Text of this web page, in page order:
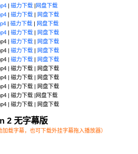
| 磁力下载 |网盘下载
| 磁力下载 | 网盘下载
| 磁力下载 | 网盘下载
| 磁力下载 | 网盘下载
| 磁力下载 | 网盘下载
| 磁力下载 | 网盘下载
| 磁力下载 | 网盘下载
| 磁力下载 | 网盘下载
| 磁力下载 | 网盘下载
| 磁力下载 | 网盘下载
| 磁力下载 |网盘下载
| 磁力下载 | 网盘下载
2 无字幕版
加载字幕，也可下载外挂字幕拖入播放器）